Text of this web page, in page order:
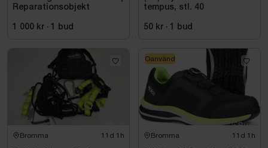
Reparationsobjekt
1 000 kr · 1 bud
tempus, stl. 40
50 kr · 1 bud
Bromma 11d 1h Bromma 11d 1h
Oanvänd